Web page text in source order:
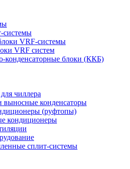
системы
VRF-cистемы
VRF cистем
конденсаторные блоки (ККБ)
чиллера
выносные конденсаторы
(руфтопы)
кондиционеры
сплит-системы